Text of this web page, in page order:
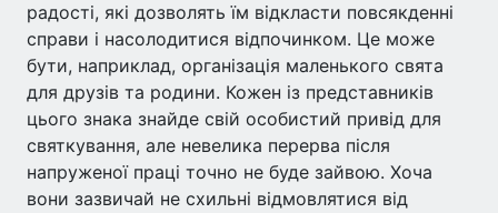
радості, які дозволять їм відкласти повсякденні
справи і насолодитися відпочинком. Це може
бути, наприклад, організація маленького свята
для друзів та родини. Кожен із представників
цього знака знайде свій особистий привід для
святкування, але невелика перерва після
напруженої праці точно не буде зайвою. Хоча
вони зазвичай не схильні відмовлятися від